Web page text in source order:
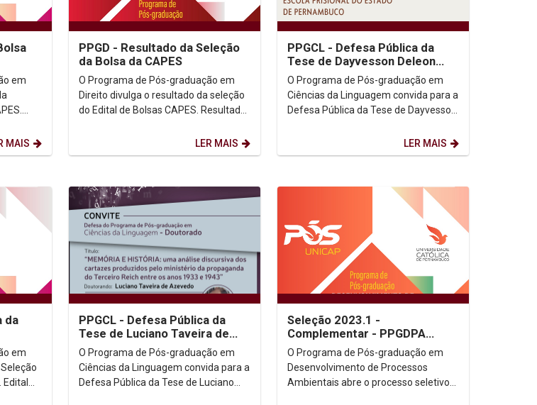
em
MAIS
PPGD - Resultado da Seleção
da Bolsa da CAPES
O Programa de Pós-graduação em
Direito divulga o resultado da seleção
do Edital de Bolsas CAPES. Resultado
LER MAIS
PPGCL - Defesa Pública da
Tese de Dayvesson Deleon
Bezerra da Silva
O Programa de Pós-graduação em
Ciências da Linguagem convida para a
Defesa Pública da Tese de Dayvesson
LER MAIS
da
em
PPGCL - Defesa Pública da
Tese de Luciano Taveira de
Azevedo
O Programa de Pós-graduação em
Ciências da Linguagem convida para a
Defesa Pública da Tese de Luciano
Seleção 2023.1 -
Complementar - PPGDPA
(Mestrado)
O Programa de Pós-graduação em
Desenvolvimento de Processos
Ambientais abre o processo seletivo